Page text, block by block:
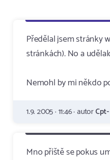
Předělal jsem stránky
stránkách). No a
Nemohl by mi někdo
1.9. 2005 · 11:46 · autor
Mno příště se pokus